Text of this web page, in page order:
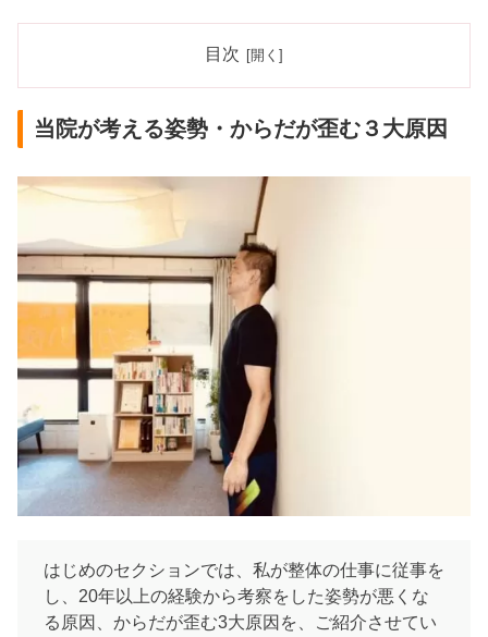
目次
当院が考える姿勢・からだが歪む３大原因
はじめのセクションでは、私が整体の仕事に従事を
し、20年以上の経験から考察をした姿勢が悪くな
る原因、からだが歪む3大原因を、ご紹介させてい